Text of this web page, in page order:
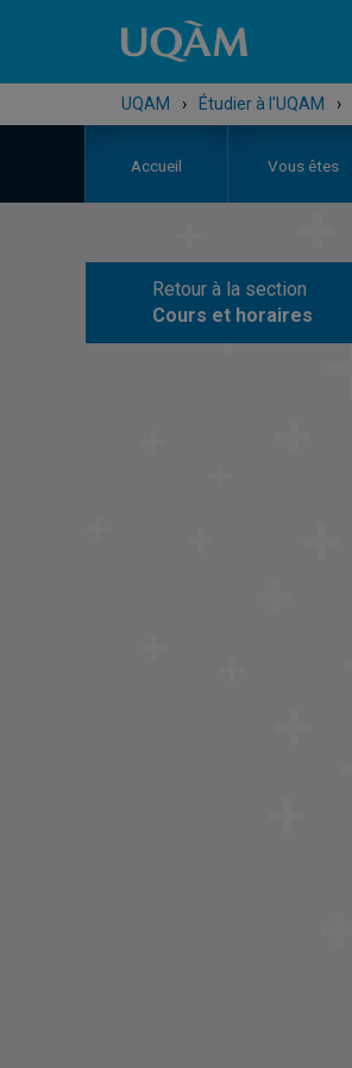
UQAM › Étudier à l'UQAM ›
Accueil Vous êtes
Retour à la section
Cours et horaires